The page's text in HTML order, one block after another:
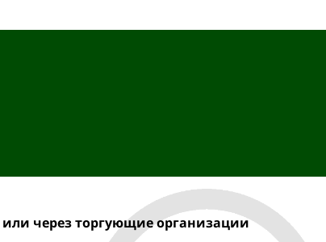
или через торгующие организации